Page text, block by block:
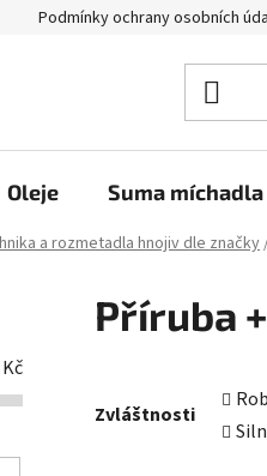
Podmínky ochrany osobních
Oleje Suma
a rozmetadla hnojiv dle značky
Kč
Příruba
Zvláštnosti